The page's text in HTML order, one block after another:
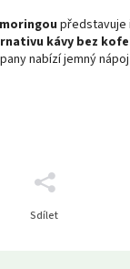
představuje
kávy bez
nabízí jemný
Sdílet